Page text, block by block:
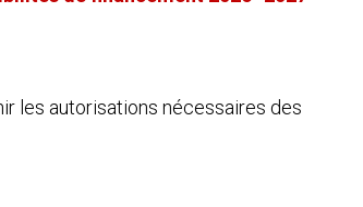
les autorisations nécessaires des